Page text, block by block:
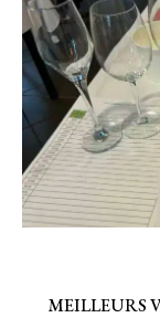
MEILLEURS